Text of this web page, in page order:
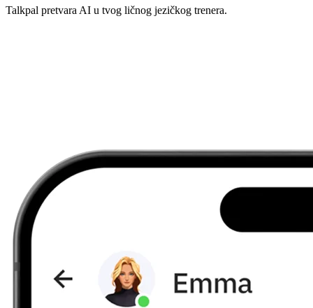
Talkpal pretvara AI u tvog ličnog jezičkog trenera.